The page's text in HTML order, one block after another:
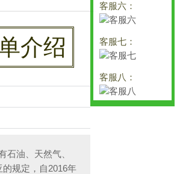
客服六：
客服七：
客服八：
介绍
石油、天然气、
规定，自2016年